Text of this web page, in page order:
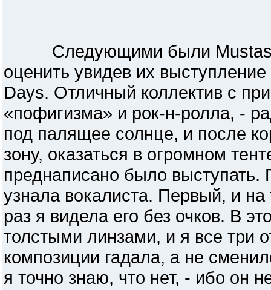
Следующими были Mustash.
оценить увидев их
Days. Отличный коллектив с
«пофигизма» и рок-н-ролла, -
под палящее солнце, и после
зону, оказаться в огромном
преднаписано было выступать.
узнала вокалиста. Первый, и
раз я видела его без очков. В
толстыми линзами, и я все три
композиции гадала, а не
я точно знаю, что нет, - ибо он